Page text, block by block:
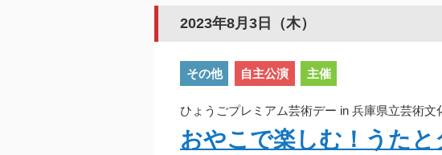
2023年8月3日（木）
その他 自主公演 主催
ひょうごプレミアム芸術デー in 兵庫県立芸術文
おやこで楽しむ！うた